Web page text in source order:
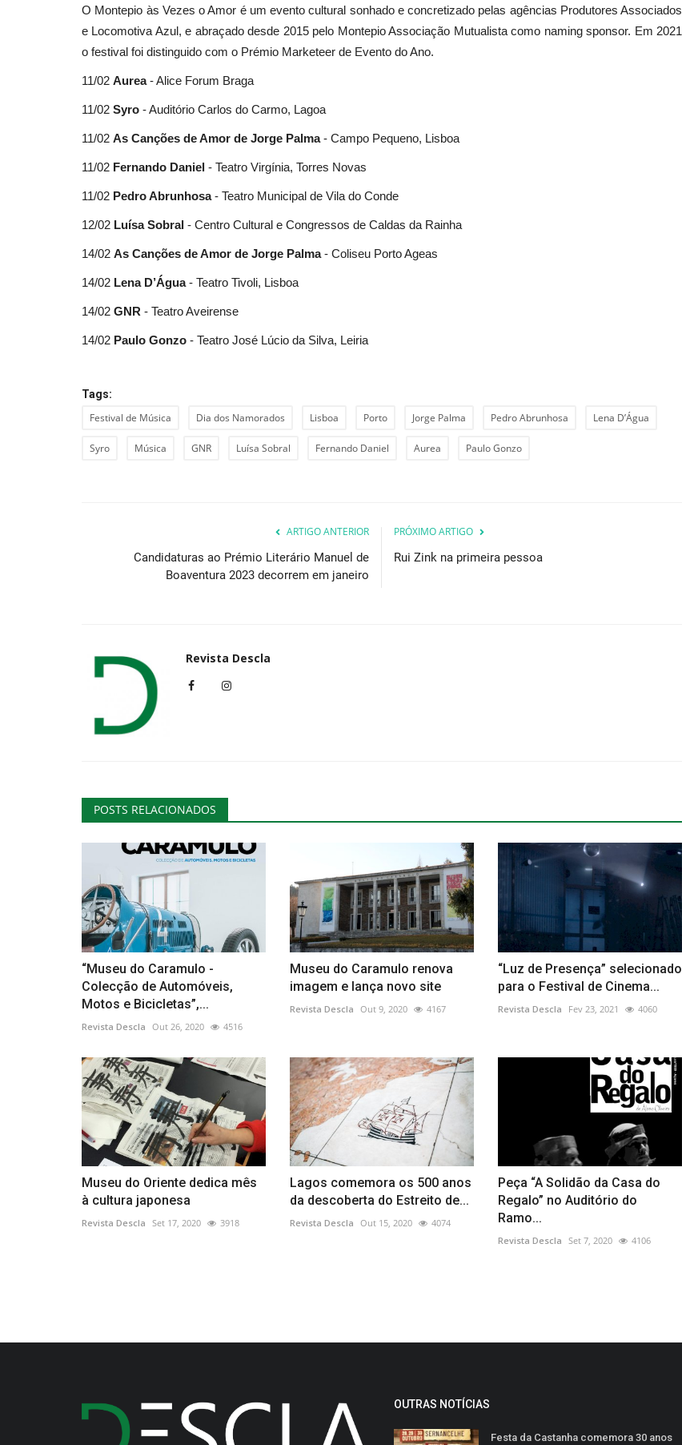
O Montepio às Vezes o Amor é um evento cultural sonhado e concretizado pelas agências Produtores Associados
e Locomotiva Azul, e abraçado desde 2015 pelo Montepio Associação Mutualista como naming sponsor. Em 2021
o festival foi distinguido com o Prémio Marketeer de Evento do Ano.
11/02 Aurea- Alice Forum Braga
11/02 Syro - Auditório Carlos do Carmo, Lagoa
11/02 As Canções de Amor de Jorge Palma- Campo Pequeno, Lisboa
11/02 Fernando Daniel - Teatro Virgínia, Torres Novas
11/02 Pedro Abrunhosa- Teatro Municipal de Vila do Conde
12/02 Luísa Sobral - Centro Cultural e Congressos de Caldas da Rainha
14/02 As Canções de Amor de Jorge Palma- Coliseu Porto Ageas
14/02 Lena D’Água- Teatro Tivoli, Lisboa
14/02 GNR - Teatro Aveirense
14/02 Paulo Gonzo - Teatro José Lúcio da Silva, Leiria
Tags:
Festival de Música Dia dos Namorados Lisboa Porto Jorge Palma Pedro Abrunhosa Lena D’Água
Syro Música GNR Luísa Sobral Fernando Daniel Aurea Paulo Gonzo
ARTIGO ANTERIOR
Candidaturas ao Prémio Literário Manuel de
Boaventura 2023 decorrem em janeiro
PRÓXIMO ARTIGO
Rui Zink na primeira pessoa
Revista Descla
POSTS RELACIONADOS
“Museu do Caramulo -
Colecção de Automóveis,
Motos e Bicicletas”,...
Revista Descla Out 26, 2020 4516
Museu do Caramulo renova
imagem e lança novo site
Revista Descla Out 9, 2020 4167
“Luz de Presença” selecionado
para o Festival de Cinema...
Revista Descla Fev 23, 2021 4060
Museu do Oriente dedica mês
à cultura japonesa
Revista Descla Set 17, 2020 3918
Lagos comemora os 500 anos
da descoberta do Estreito de...
Revista Descla Out 15, 2020 4074
Peça “A Solidão da Casa do
Regalo” no Auditório do
Ramo...
Revista Descla Set 7, 2020 4106
Revista Descla Set 14, 2023 3491
OUTRAS NOTÍCIAS
Festa da Castanha comemora 30 anos